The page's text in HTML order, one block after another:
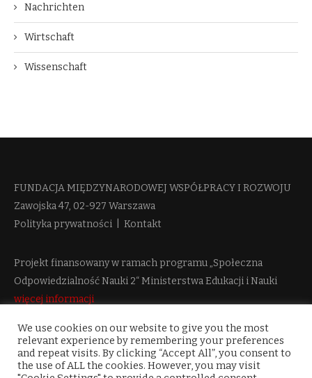
Nachrichten
Wirtschaft
Wissenschaft
FUNDACJA MIĘDZYNARODOWEJ WSPÓŁPRACY I ROZWOJU​
Zawojska 47, 02-927 Warszawa
Polityka prywatności
Kontakt
Projekt finansowany w ramach programu „Społeczna
Odpowiedzialność Nauki 2“ Ministerstwa Edukacji i Nauki
więcej informacji
We use cookies on our website to give you the most
relevant experience by remembering your preferences
and repeat visits. By clicking “Accept All”, you consent to
the use of ALL the cookies. However, you may visit